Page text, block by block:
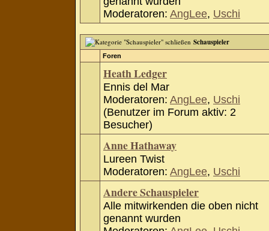
Moderatoren: AngLee, Uschi
Schauspieler
Foren
Heath Ledger
Ennis del Mar
Moderatoren: AngLee, Uschi
(Benutzer im Forum aktiv: 2
Besucher)
Anne Hathaway
Lureen Twist
Moderatoren: AngLee, Uschi
Andere Schauspieler
Alle mitwirkenden die oben nicht
genannt wurden